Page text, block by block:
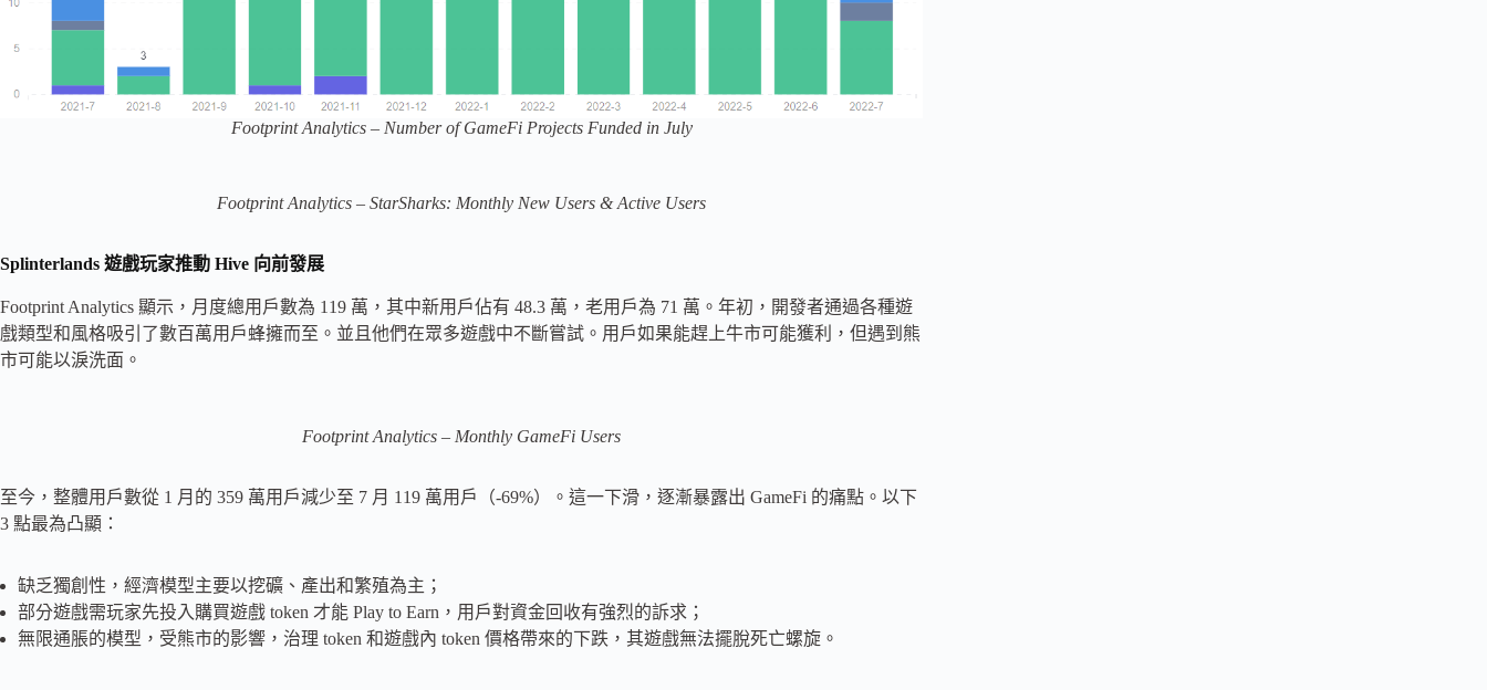
Footprint Analytics – Number of GameFi Projects Funded in July
Footprint Analytics – StarSharks: Monthly New Users & Active Users
Splinterlands 遊戲玩家推動 Hive 向前發展
Footprint Analytics 顯示，月度總用戶數為 119 萬，其中新用戶佔有 48.3 萬，老用戶為 71 萬。年初，開發者通過各種遊
戲類型和風格吸引了數百萬用戶蜂擁而至。並且他們在眾多遊戲中不斷嘗試。用戶如果能趕上牛市可能獲利，但遇到熊
市可能以淚洗面。
Footprint Analytics – Monthly GameFi Users
至今，整體用戶數從 1 月的 359 萬用戶減少至 7 月 119 萬用戶（-69%）。這一下滑，逐漸暴露出 GameFi 的痛點。以下
3 點最為凸顯：
缺乏獨創性，經濟模型主要以挖礦、產出和繁殖為主；
部分遊戲需玩家先投入購買遊戲 token 才能 Play to Earn，用戶對資金回收有強烈的訴求；
無限通脹的模型，受熊市的影響，治理 token 和遊戲內 token 價格帶來的下跌，其遊戲無法擺脫死亡螺旋。